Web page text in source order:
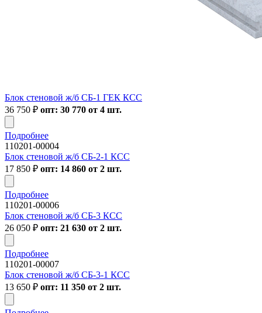
Блок стеновой ж/б СБ-1 ГЕК КСС
36 750 ₽ опт: 30 770 от 4 шт.
Подробнее
110201-00004
Блок стеновой ж/б СБ-2-1 КСС
17 850 ₽ опт: 14 860 от 2 шт.
Подробнее
110201-00006
Блок стеновой ж/б СБ-3 КСС
26 050 ₽ опт: 21 630 от 2 шт.
Подробнее
110201-00007
Блок стеновой ж/б СБ-3-1 КСС
13 650 ₽ опт: 11 350 от 2 шт.